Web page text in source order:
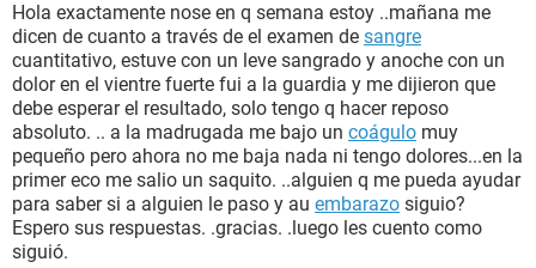
BIENESTAR
SEXUALIDAD
GLOSARIO
Hola exactamente nose en q semana estoy ..mañana me
dicen de cuanto a través de el examen de sangre
cuantitativo, estuve con un leve sangrado y anoche con un
dolor en el vientre fuerte fui a la guardia y me dijieron que
debe esperar el resultado, solo tengo q hacer reposo
absoluto. .. a la madrugada me bajo un coágulo muy
pequeño pero ahora no me baja nada ni tengo dolores...en la
primer eco me salio un saquito. ..alguien q me pueda ayudar
para saber si a alguien le paso y au embarazo siguio?
Espero sus respuestas. .gracias. .luego les cuento como
siguió.